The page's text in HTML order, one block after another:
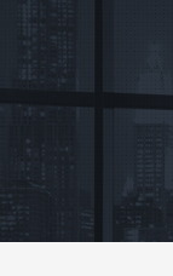
content